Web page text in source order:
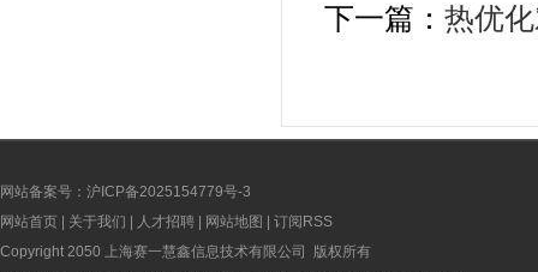
下一篇： 热优
网站备案号：沪ICP备2025154779号-3
网站首页
关于我们 人才招聘 网站地图
订阅RSS
Copyright 2050 上海赛一慧鑫信息技术有限公司 版权所有